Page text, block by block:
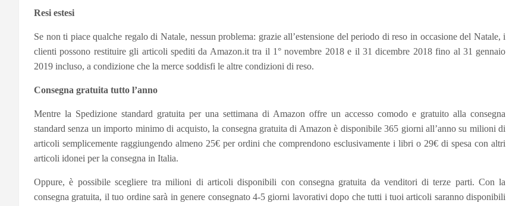
Resi estesi
Se non ti piace qualche regalo di Natale, nessun problema: grazie all’estensione del periodo di reso in occasione del Natale, i
clienti possono restituire gli articoli spediti da Amazon.it tra il 1° novembre 2018 e il 31 dicembre 2018 fino al 31 gennaio
2019 incluso, a condizione che la merce soddisfi le altre condizioni di reso.
Consegna gratuita tutto l’anno
Mentre la Spedizione standard gratuita per una settimana di Amazon offre un accesso comodo e gratuito alla consegna
standard senza un importo minimo di acquisto, la consegna gratuita di Amazon è disponibile 365 giorni all’anno su milioni di
articoli semplicemente raggiungendo almeno 25€ per ordini che comprendono esclusivamente i libri o 29€ di spesa con altri
articoli idonei per la consegna in Italia.
Oppure, è possibile scegliere tra milioni di articoli disponibili con consegna gratuita da venditori di terze parti. Con la
consegna gratuita, il tuo ordine sarà in genere consegnato 4-5 giorni lavorativi dopo che tutti i tuoi articoli saranno disponibili